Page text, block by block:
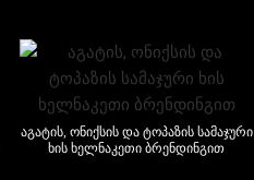
აგატის, ონიქსის და ტოპაზის სამაჯური
ხის ხელნაკეთი ბრენდინგით